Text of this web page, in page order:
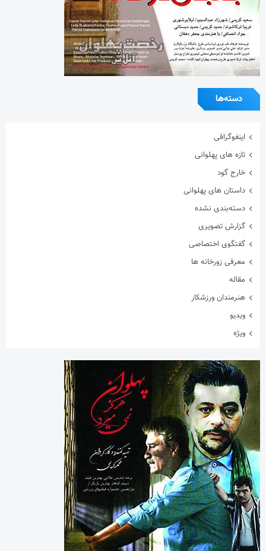
دسته‌ها
اینفوگرافی
تازه های پهلوانی
خارج گود
داستان های پهلوانی
دسته‌بندی نشده
گزارش تصویری
گفتگوی اختصاصی
معرفی زورخانه ها
مقاله
هنرمندان ورزشکار
ویدیو
ویژه